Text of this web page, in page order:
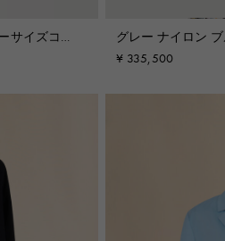
サイズコー
グレー ナイロン
¥ 335,500